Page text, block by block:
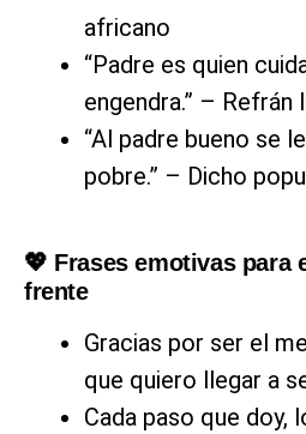
africano
“Padre es quien
engendra.” –
“Al padre bueno se
pobre.” – Dicho
💖 Frases emotivas para
frente
Gracias por ser el
que quiero llegar a
Cada paso que doy,